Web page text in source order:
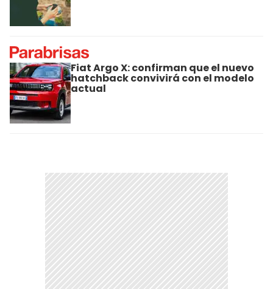
Fiat Argo X: confirman que el nuevo
hatchback convivirá con el modelo
actual